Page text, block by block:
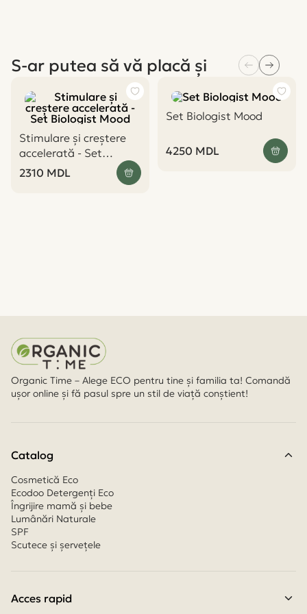
S-ar putea să vă placă și
Stimulare și creștere
accelerată - Set
Biologist Mood
2310 MDL
Set Biologist Mood
4250 MDL
Organic Time – Alege ECO pentru tine și familia ta! Comandă
ușor online și fă pasul spre un stil de viață conștient!
Catalog
Cosmetică Eco
Ecodoo Detergenți Eco
Îngrijire mamă și bebe
Lumânări Naturale
SPF
Scutece și șervețele
Acces rapid